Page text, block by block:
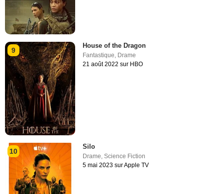
9
House of the Dragon
Fantastique, Drame
21 août 2022 sur HBO
10
Silo
Drame,Science Fiction
5 mai 2023 sur Apple TV